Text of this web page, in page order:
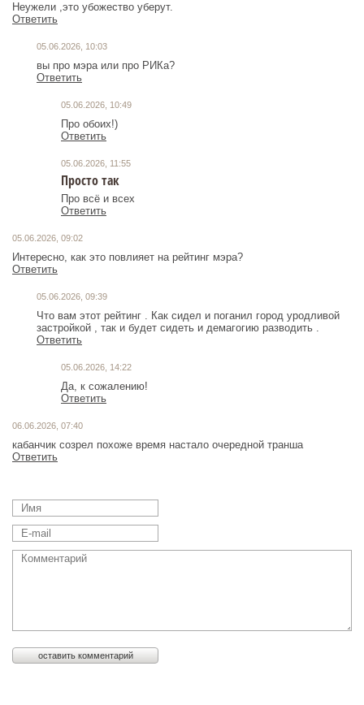
Неужели ,это убожество уберут.
Ответить
05.06.2026, 10:03
вы про мэра или про РИКа?
Ответить
05.06.2026, 10:49
Про обоих!)
Ответить
05.06.2026, 11:55
Просто так
Про всё и всех
Ответить
05.06.2026, 09:02
Интересно, как это повлияет на рейтинг мэра?
Ответить
05.06.2026, 09:39
Что вам этот рейтинг . Как сидел и поганил город уродливой
застройкой , так и будет сидеть и демагогию разводить .
Ответить
05.06.2026, 14:22
Да, к сожалению!
Ответить
06.06.2026, 07:40
кабанчик созрел похоже время настало очередной транша
Ответить